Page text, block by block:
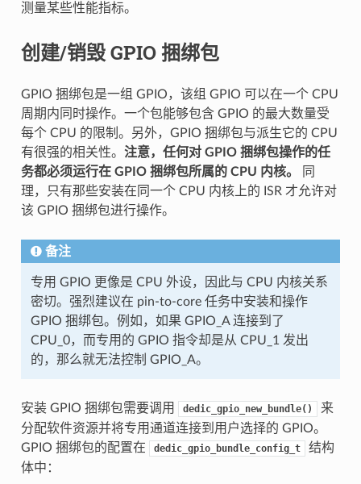
测量某些性能指标。
创建/销毁 GPIO 捆绑包
GPIO 捆绑包是一组 GPIO，该组 GPIO 可以在一个 CPU
周期内同时操作。一个包能够包含 GPIO 的最大数量受
每个 CPU 的限制。另外，GPIO 捆绑包与派生它的 CPU
有很强的相关性。 注意，任何对 GPIO 捆绑包操作的任
务都必须运行在 GPIO 捆绑包所属的 CPU 内核。
同
理，只有那些安装在同一个 CPU 内核上的 ISR 才允许对
该 GPIO 捆绑包进行操作。
备注
专用 GPIO 更像是 CPU 外设，因此与 CPU 内核关系
密切。强烈建议在 pin-to-core 任务中安装和操作
GPIO 捆绑包。例如，如果 GPIO_A 连接到了
CPU_0，而专用的 GPIO 指令却是从 CPU_1 发出
的，那么就无法控制 GPIO_A。
安装 GPIO 捆绑包需要调用 dedic_gpio_new_bundle()
来
分配软件资源并将专用通道连接到用户选择的 GPIO。
GPIO 捆绑包的配置在
dedic_gpio_bundle_config_t
结构
体中：